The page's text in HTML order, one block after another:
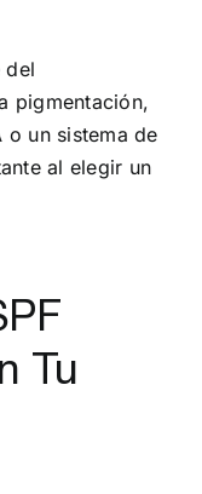
del
pigmentación,
o un sistema de
al elegir un
Tu